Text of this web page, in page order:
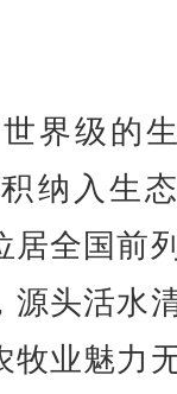
界级的
纳入生
居全国前
源头活水
牧业魅力